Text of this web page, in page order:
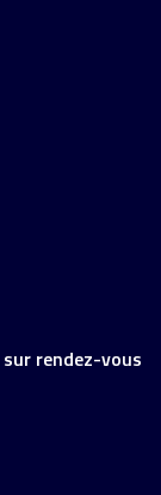
rendez-vous